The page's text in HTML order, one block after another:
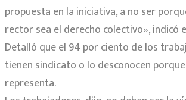
propuesta en la iniciativa, a no ser
rector sea el derecho colectivo», indicó
Detalló que el 94 por ciento de los
tienen sindicato o lo desconocen
representa.